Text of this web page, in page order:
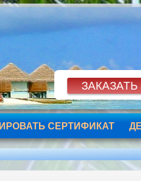
СЕРТИФИКАТ